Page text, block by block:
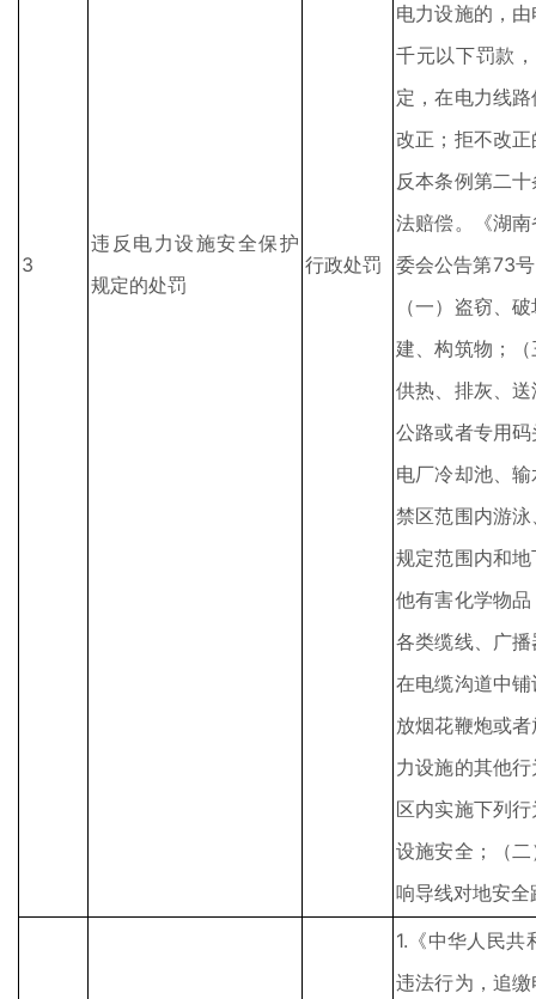
3
违反电力设施安全保护
规定的处罚
行政处罚
电力设施的，
千元以下罚款
定，在电力线
改正；拒不改
反本条例第二
法赔偿。《湖
委会公告第73
（一）盗窃、
建、构筑物；
供热、排灰、
公路或者专用
电厂冷却池、
禁区范围内游
规定范围内和
他有害化学物
各类缆线、广
在电缆沟道中
放烟花鞭炮或
力设施的其他
区内实施下列
设施安全；（
响导线对地安
1.《中华人民
违法行为，追